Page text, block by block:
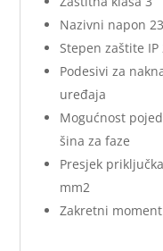
Nazivni napon
Stepen zaštite IP
Podesivi za
uređaja
Mogućnost
šina za faze
Presjek
mm2
Zakretni